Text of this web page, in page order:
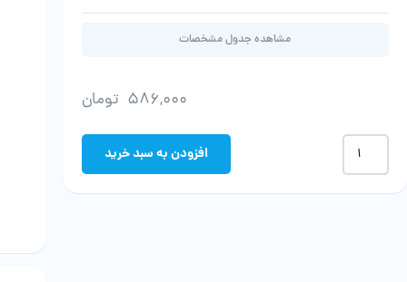
مشاهده جدول مشخصات
586,000 تومان
توپ
لاستیکی
پرسپولیس
افزودن به سبد خرید